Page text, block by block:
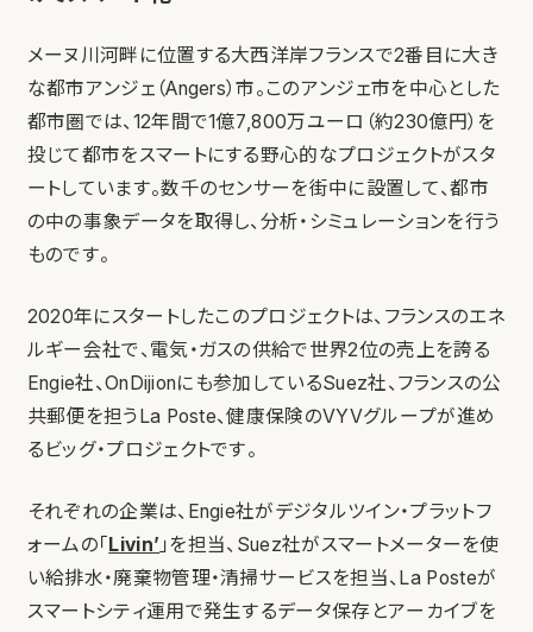
メーヌ川河畔に位置する大西洋岸フランスで2番目に大き
な都市アンジェ（Angers）市。このアンジェ市を中心とした
都市圏では、12年間で1億7,800万ユーロ（約230億円）を
投じて都市をスマートにする野心的なプロジェクトがスタ
ートしています。数千のセンサーを街中に設置して、都市
の中の事象データを取得し、分析・シミュレーションを行う
ものです。
2020年にスタートしたこのプロジェクトは、フランスのエネ
ルギー会社で、電気・ガスの供給で世界2位の売上を誇る
Engie社、OnDijionにも参加しているSuez社、フランスの公
共郵便を担うLa Poste、健康保険のVYVグループが進め
るビッグ・プロジェクトです。
それぞれの企業は、Engie社がデジタルツイン・プラットフ
ォームの「 Livin’ 」を担当、Suez社がスマートメーターを使
い給排水・廃棄物管理・清掃サービスを担当、La Posteが
スマートシティ運用で発生するデータ保存とアーカイブを